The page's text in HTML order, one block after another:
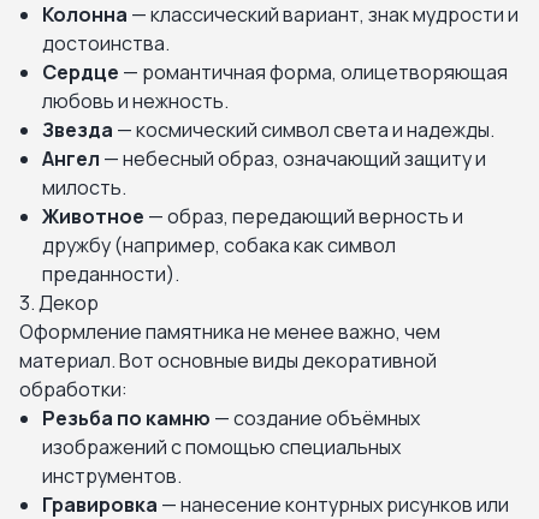
Колонна — классический вариант, знак мудрости и
достоинства.
Сердце — романтичная форма, олицетворяющая
любовь и нежность.
Звезда — космический символ света и надежды.
Ангел — небесный образ, означающий защиту и
милость.
Животное — образ, передающий верность и
дружбу (например, собака как символ
преданности).
3. Декор
Оформление памятника не менее важно, чем
материал. Вот основные виды декоративной
обработки:
Резьба по камню — создание объёмных
изображений с помощью специальных
инструментов.
Гравировка — нанесение контурных рисунков или